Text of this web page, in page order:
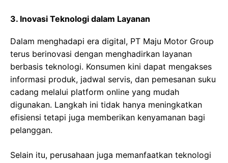
3. Inovasi Teknologi dalam Layanan
Dalam menghadapi era digital, PT Maju Motor Group
terus berinovasi dengan menghadirkan layanan
berbasis teknologi. Konsumen kini dapat mengakses
informasi produk, jadwal servis, dan pemesanan suku
cadang melalui platform online yang mudah
digunakan. Langkah ini tidak hanya meningkatkan
efisiensi tetapi juga memberikan kenyamanan bagi
pelanggan.
Selain itu, perusahaan juga memanfaatkan teknologi